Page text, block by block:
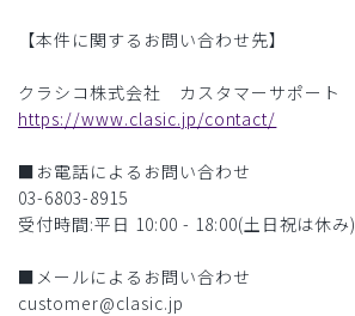
【本件に関するお問い合わせ先】
クラシコ株式会社 カスタマーサポート
https://www.clasic.jp/contact/
■お電話によるお問い合わせ
03-6803-8915
受付時間:平日 10:00 - 18:00(土日祝は休み)
■メールによるお問い合わせ
customer@clasic.jp